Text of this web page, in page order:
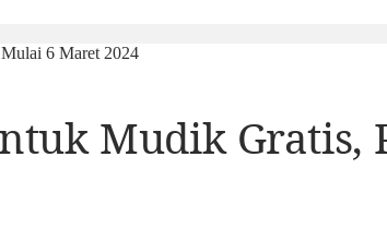
6 Maret 2024
Mudik Gratis,